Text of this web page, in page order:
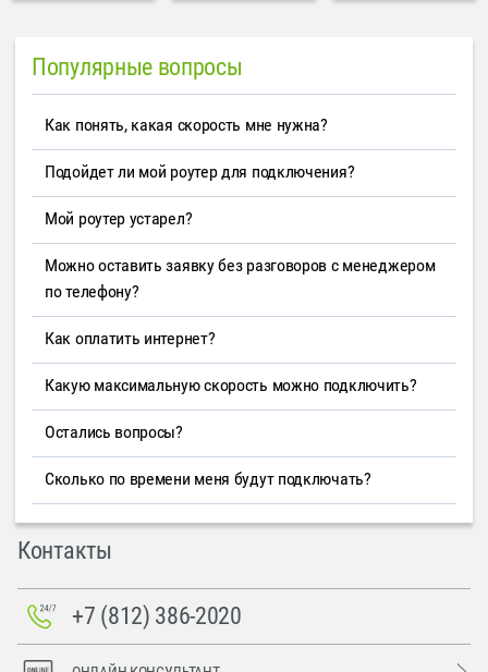
Популярные вопросы
Как понять, какая скорость мне нужна?
Подойдет ли мой роутер для подключения?
Мой роутер устарел?
Можно оставить заявку без разговоров с менеджером
по телефону?
Как оплатить интернет?
Какую максимальную скорость можно подключить?
Остались вопросы?
Сколько по времени меня будут подключать?
Контакты
+7 (812) 386-2020